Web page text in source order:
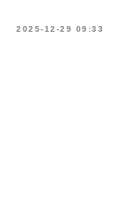
2025-12-29 09:33